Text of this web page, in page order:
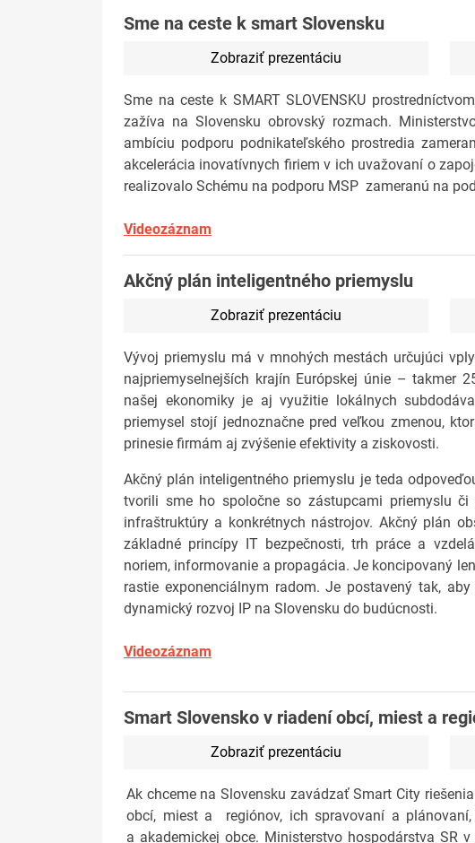
Sme na ceste k smart Slovensku
Zobraziť prezentáciu
Sme na ceste k SMART SLOVENSKU
zažíva na Slovensku obrovský rozmach.
ambíciu podporu podnikateľského prostredia
akcelerácia inovatívnych firiem v ich uvažovaní o
realizovalo Schému na podporu MSP zameranú na
Videozáznam
Akčný plán inteligentného priemyslu
Zobraziť prezentáciu
Vývoj priemyslu má v mnohých mestách určujúci
najpriemyselnejších krajín Európskej únie – takmer
našej ekonomiky je aj využitie lokálnych
priemysel stojí jednoznačne pred veľkou zmenou,
prinesie firmám aj zvýšenie efektivity a ziskovosti.
Akčný plán inteligentného priemyslu je teda
tvorili sme ho spoločne so zástupcami priemyslu
infraštruktúry a konkrétnych nástrojov. Akčný plán
základné princípy IT bezpečnosti, trh práce a
noriem, informovanie a propagácia. Je koncipovaný
rastie exponenciálnym radom. Je postavený tak,
dynamický rozvoj IP na Slovensku do budúcnosti.
Videozáznam
Smart Slovensko v riadení obcí, miest a
Zobraziť prezentáciu
Ak chceme na Slovensku zavádzať Smart City
obcí, miest a regiónov, ich spravovaní a
a akademickej obce. Ministerstvo hospodárstva SR